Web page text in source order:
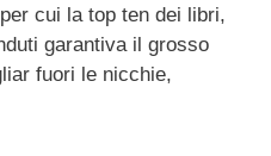
cui la top ten dei libri,
garantiva il grosso
fuori le nicchie,